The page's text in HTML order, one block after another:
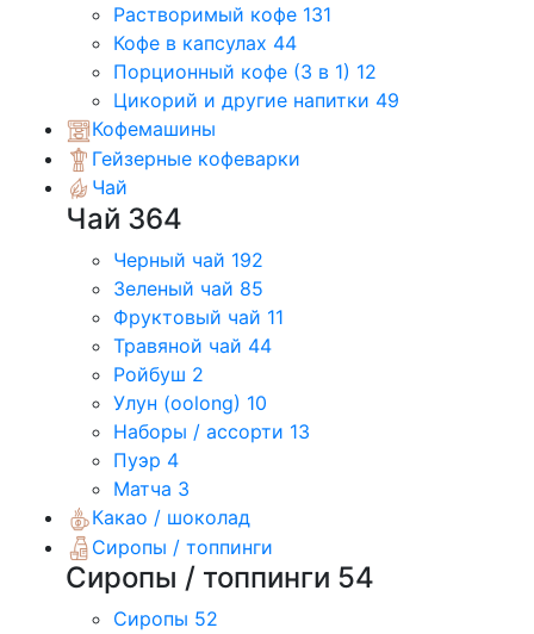
Растворимый кофе 131
Кофе в капсулах 44
Порционный кофе (3 в 1) 12
Цикорий и другие напитки 49
Кофемашины
Гейзерные кофеварки
Чай
Чай 364
Черный чай 192
Зеленый чай 85
Фруктовый чай 11
Травяной чай 44
Ройбуш 2
Улун (oolong) 10
Наборы / ассорти 13
Пуэр 4
Матча 3
Какао / шоколад
Сиропы / топпинги
Сиропы / топпинги 54
Сиропы 52